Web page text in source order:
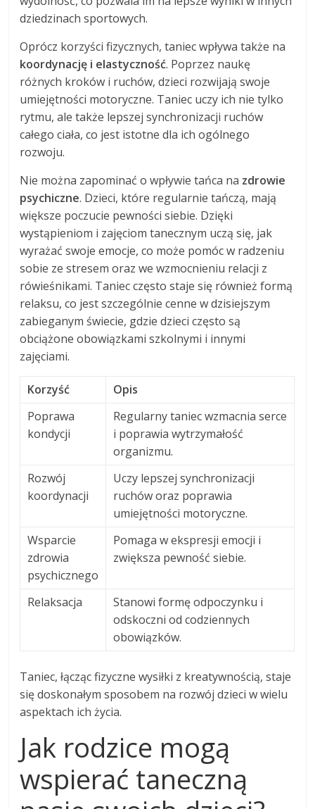
dziedzinach sportowych.
Oprócz korzyści fizycznych, taniec wpływa także na
koordynację i elastyczność. Poprzez naukę
różnych kroków i ruchów, dzieci rozwijają swoje
umiejętności motoryczne. Taniec uczy ich nie tylko
rytmu, ale także lepszej synchronizacji ruchów
całego ciała, co jest istotne dla ich ogólnego
rozwoju.
Nie można zapominać o wpływie tańca na zdrowie
psychiczne. Dzieci, które regularnie tańczą, mają
większe poczucie pewności siebie. Dzięki
wystąpieniom i zajęciom tanecznym uczą się, jak
wyrażać swoje emocje, co może pomóc w radzeniu
sobie ze stresem oraz we wzmocnieniu relacji z
rówieśnikami. Taniec często staje się również formą
relaksu, co jest szczególnie cenne w dzisiejszym
zabieganym świecie, gdzie dzieci często są
obciążone obowiązkami szkolnymi i innymi
zajęciami.
Korzyść
Opis
Poprawa
kondycji
Regularny taniec wzmacnia serce
i poprawia wytrzymałość
organizmu.
Rozwój
koordynacji
Uczy lepszej synchronizacji
ruchów oraz poprawia
umiejętności motoryczne.
Wsparcie
zdrowia
psychicznego
Pomaga w ekspresji emocji i
zwiększa pewność siebie.
Relaksacja
Stanowi formę odpoczynku i
odskoczni od codziennych
obowiązków.
Taniec, łącząc fizyczne wysiłki z kreatywnością, staje
się doskonałym sposobem na rozwój dzieci w wielu
aspektach ich życia.
Jak rodzice mogą
wspierać taneczną